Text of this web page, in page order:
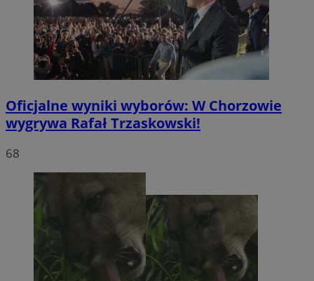
Oficjalne wyniki wyborów: W Chorzowie
wygrywa Rafał Trzaskowski!
68